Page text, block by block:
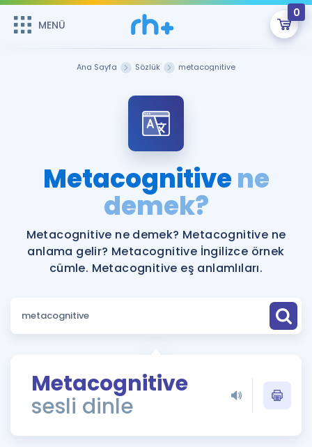
MENÜ
0
Şifremi Hatırlamıyorum
Sepetin Şu An Boş.
Remzi Hoca ile seni sınava hazırlayacak onlarca eğitim seni
bekliyor!
MENÜ
Katılımcı Görüşleri
Faydalı Araçlar
Ücretsiz Kaynaklar
Puan Hesaplama
ÖSYM Sınav Takvimi
Kampanyalar
İngilizce Gramer
Ana Sayfa Sözlük metacognitive
Metacognitivene
demek?
Metacognitive ne demek? Metacognitive ne
anlama gelir? Metacognitive İngilizce örnek
cümle. Metacognitive eş anlamlıları.
Metacognitive
sesli dinle